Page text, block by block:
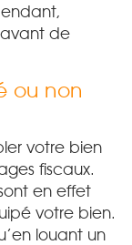
avant de
ou non
votre bien
fiscaux.
en effet
votre bien.
louant un